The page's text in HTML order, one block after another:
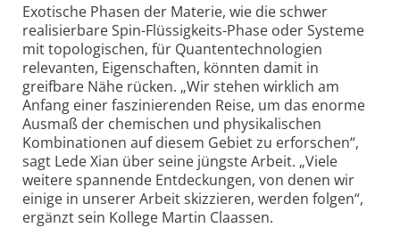
Exotische Phasen der Materie, wie die schwer
realisierbare Spin-Flüssig­keits-Phase oder Systeme
mit topologischen, für Quanten­technologien
relevanten, Eigenschaften, könnten damit in
greifbare Nähe rücken. „Wir stehen wirklich am
Anfang einer fasz­inierenden Reise, um das enorme
Ausmaß der chemischen und physikalischen
Kombinationen auf diesem Gebiet zu erforschen“,
sagt Lede Xian über seine jüngste Arbeit. „Viele
weitere spannende Entdeckungen, von denen wir
einige in unserer Arbeit skizzieren, werden folgen“,
ergänzt sein Kollege Martin Claassen.